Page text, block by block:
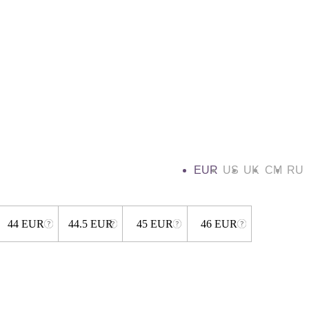
EUR US UK CM RU
44 EUR 44.5 EUR 45 EUR 46 EUR